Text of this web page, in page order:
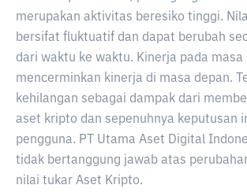
merupakan aktivitas beresiko tinggi.
bersifat fluktuatif dan dapat berubah
dari waktu ke waktu. Kinerja pada
mencerminkan kinerja di masa depan.
kehilangan sebagai dampak dari
aset kripto dan sepenuhnya keputusan
pengguna. PT Utama Aset Digital
tidak bertanggung jawab atas
nilai tukar Aset Kripto.